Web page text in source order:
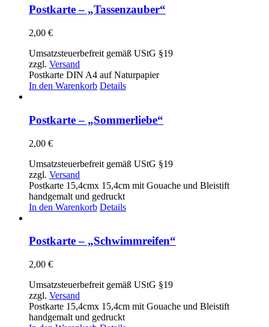
Postkarte – „Tassenzauber“
2,00 €
Umsatzsteuerbefreit gemäß UStG §19
zzgl. Versand
Postkarte DIN A4 auf Naturpapier
In den Warenkorb Details
Postkarte – „Sommerliebe“
2,00 €
Umsatzsteuerbefreit gemäß UStG §19
zzgl. Versand
Postkarte 15,4cmx 15,4cm mit Gouache und Bleistift
handgemalt und gedruckt
In den Warenkorb Details
Postkarte – „Schwimmreifen“
2,00 €
Umsatzsteuerbefreit gemäß UStG §19
zzgl. Versand
Postkarte 15,4cmx 15,4cm mit Gouache und Bleistift
handgemalt und gedruckt